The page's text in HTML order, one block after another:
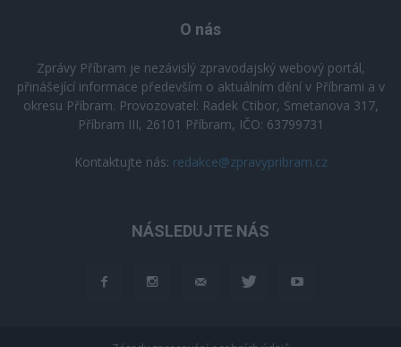
O nás
Zprávy Příbram je nezávislý zpravodajský webový portál,
přinášející informace především o aktuálním dění v Příbrami a v
okresu Příbram. Provozovatel: Radek Ctibor, Smetanova 317,
Příbram III, 26101 Příbram, IČO: 63799731
Kontaktujte nás: redakce@zpravypribram.cz
NÁSLEDUJTE NÁS